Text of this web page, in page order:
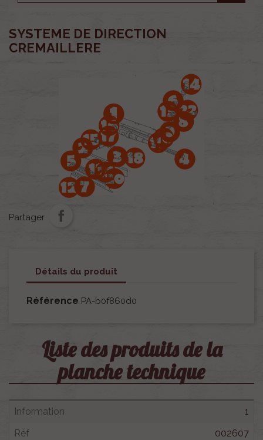
SYSTEME DE DIRECTION
CREMAILLERE
Partager
Détails du produit
Référence PA-b0f860d0
Liste des produits de la
planche technique
1
002607